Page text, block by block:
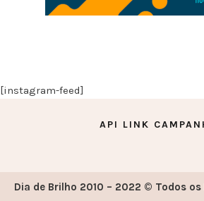
[instagram-feed]
API LINK
Dia de Brilho 2010 – 2022 © Todos